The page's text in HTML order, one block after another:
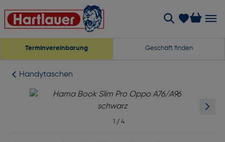
Terminvereinbarung Geschäft finden
Handytaschen
1 / 4